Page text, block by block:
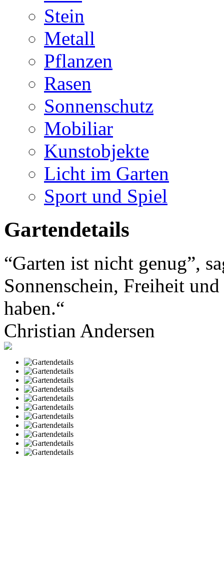
Stein
Metall
Pflanzen
Rasen
Sonnenschutz
Mobiliar
Kunstobjekte
Licht im Garten
Sport und Spiel
Gartendetails
“Garten ist nicht genug”,
Sonnenschein, Freiheit
haben.“
Christian Andersen